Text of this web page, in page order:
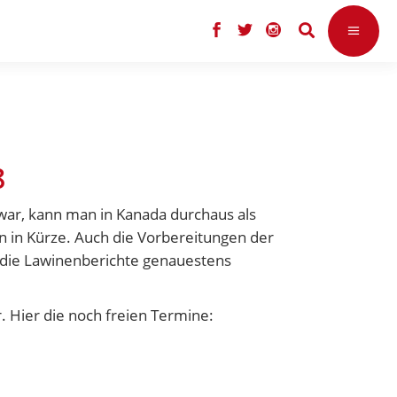
kann man in Kanada durchaus als
in Kürze. Auch die Vorbereitungen der
Lawinenberichte genauestens
Hier die noch freien Termine: